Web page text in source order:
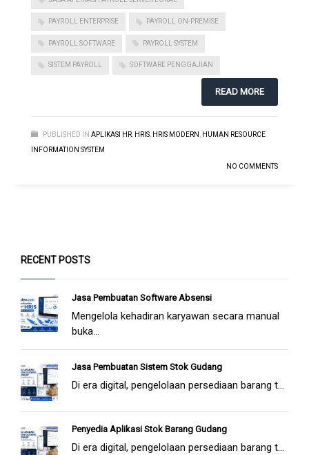
PAYROLL ENTERPRISE PAYROLL ON-PREMISE
PAYROLL SOFTWARE PAYROLL SYSTEM
SISTEM PAYROLL SOFTWARE PENGGAJIAN
READ MORE
PUBLISHED IN APLIKASI HR HRIS HRIS MODERN
HUMAN RESOURCE
INFORMATION SYSTEM
NO COMMENTS
RECENT POSTS
Jasa Pembuatan Software Absensi
Mengelola kehadiran karyawan secara manual
buka...
Jasa Pembuatan Sistem Stok Gudang
Di era digital, pengelolaan persediaan barang t...
Penyedia Aplikasi Stok Barang Gudang
Di era digital, pengelolaan persediaan barang t...